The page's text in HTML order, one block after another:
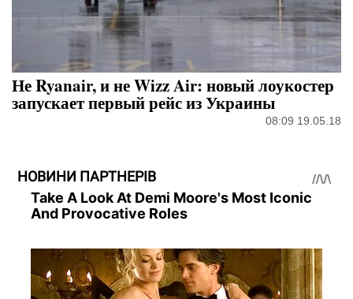
Не Ryanair, и не Wizz Air: новый лоукостер
запускает первый рейс из Украины
08:09 19.05.18
НОВИНИ ПАРТНЕРІВ
Take A Look At Demi Moore's Most Iconic
And Provocative Roles